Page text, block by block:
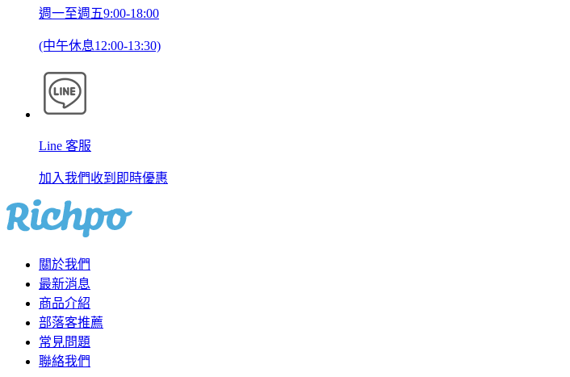
週一至週五9:00-18:00
(中午休息12:00-13:30)
Line 客服
加入我們收到即時優惠
關於我們
最新消息
商品介紹
部落客推薦
常見問題
聯絡我們